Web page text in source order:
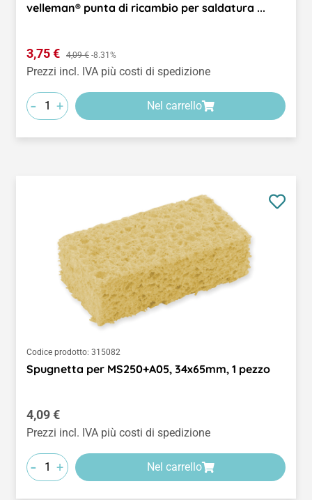
velleman® punta di ricambio per saldatura ...
Prezzo di vendita:
3,75 € Prezzo normale:
4,09 € -8.31%
Prezzi incl. IVA più costi di spedizione
- + Nel carrello
Codice prodotto: 315082
Spugnetta per MS250+A05, 34x65mm, 1 pezzo
Prezzo normale:
4,09 €
Prezzi incl. IVA più costi di spedizione
- + Nel carrello